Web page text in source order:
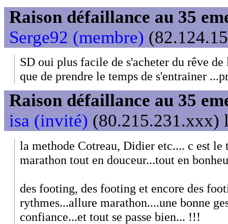
Raison défaillance au 35
Serge92 (membre)
SD oui plus facile de s'acheter du rêve
que de prendre le temps de s'entrainer
Raison défaillance au 35
isa (invité) (80.215.231.xxx)
la methode Cotreau, Didier etc.... c est le
marathon tout en douceur...tout en
des footing, des footing et encore des
rythmes...allure marathon....une bonne
confiance...et tout se passe bien... !!!